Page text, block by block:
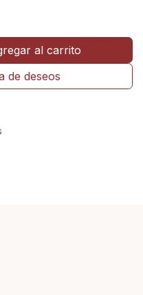
al carrito
de deseos